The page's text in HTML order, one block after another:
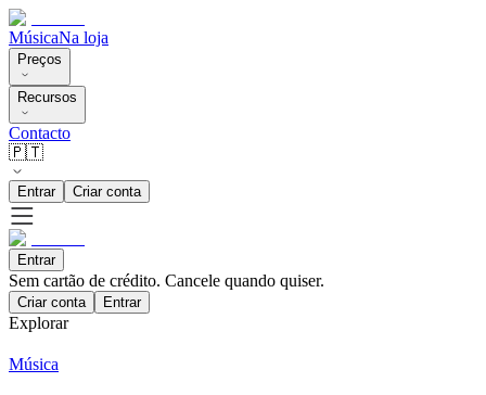
MúsicaNa loja
Preços
Recursos
Contacto
🇵🇹
Entrar Criar conta
Entrar
Sem cartão de crédito. Cancele quando quiser.
Criar conta Entrar
Explorar
Música